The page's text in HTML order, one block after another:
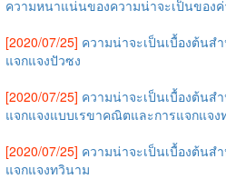
ความหนาแน่นของความน่าจะเป็นของค่
[2020/07/25] ความน่าจะเป็นเบื้องต้นส
แจกแจงปัวซง
[2020/07/25] ความน่าจะเป็นเบื้องต้นส
แจกแจงแบบเรขาคณิตและการแจกแจง
[2020/07/25] ความน่าจะเป็นเบื้องต้นส
แจกแจงทวินาม